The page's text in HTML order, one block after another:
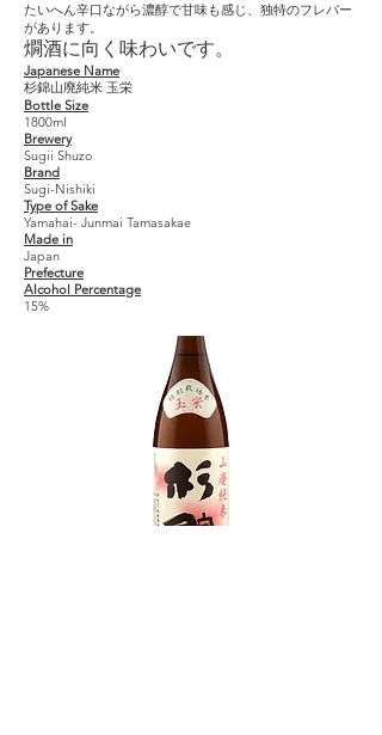
たいへん辛口ながら濃醇で甘味も感じ、独特のフレバー
があります。
燗酒に向く味わいです。
Japanese Name
杉錦山廃純米 玉栄
Bottle Size
1800ml
Brewery
Sugii Shuzo
Brand
Sugi-Nishiki
Type of Sake
Yamahai- Junmai Tamasakae
Made in
Japan
Prefecture
Alcohol Percentage
15%